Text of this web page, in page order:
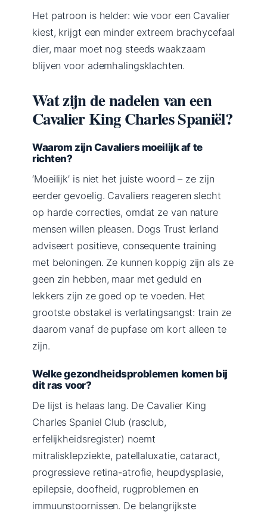
Het patroon is helder: wie voor een Cavalier
kiest, krijgt een minder extreem brachycefaal
dier, maar moet nog steeds waakzaam
blijven voor ademhalingsklachten.
Wat zijn de nadelen van een
Cavalier King Charles Spaniël?
Waarom zijn Cavaliers moeilijk af te
richten?
‘Moeilijk’ is niet het juiste woord – ze zijn
eerder gevoelig. Cavaliers reageren slecht
op harde correcties, omdat ze van nature
mensen willen pleasen. Dogs Trust Ierland
adviseert positieve, consequente training
met beloningen. Ze kunnen koppig zijn als ze
geen zin hebben, maar met geduld en
lekkers zijn ze goed op te voeden. Het
grootste obstakel is verlatingsangst: train ze
daarom vanaf de pupfase om kort alleen te
zijn.
Welke gezondheidsproblemen komen bij
dit ras voor?
De lijst is helaas lang. De Cavalier King
Charles Spaniel Club (rasclub,
erfelijkheidsregister) noemt
mitralisklepziekte, patellaluxatie, cataract,
progressieve retina-atrofie, heupdysplasie,
epilepsie, doofheid, rugproblemen en
immuunstoornissen. De belangrijkste